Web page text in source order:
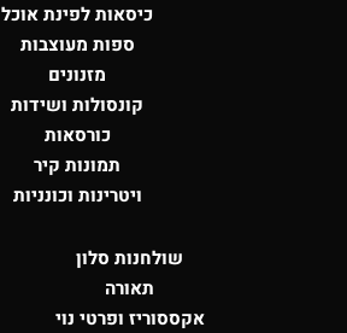
כיסאות לפינת אוכל
ספות מעוצבות
מזנונים
קונסולות ושידות
כורסאות
תמונות קיר
ויטרינות וכונניות
שולחנות סלון
תאורה
אקססוריז ופרטי נוי